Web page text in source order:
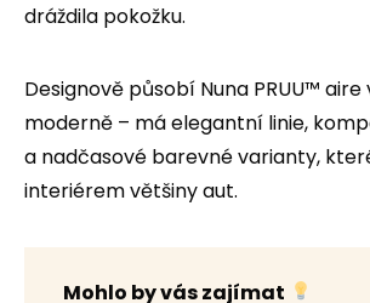
dráždila pokožku.
Designově působí Nuna PRUU™
moderně – má elegantní linie,
a nadčasové barevné varianty,
interiérem většiny aut.
Mohlo by vás zajímat